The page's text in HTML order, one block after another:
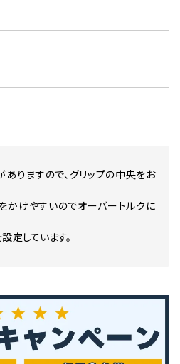
りますので、グリップの中央をお
けやすいのでオーバートルクに
定しています。